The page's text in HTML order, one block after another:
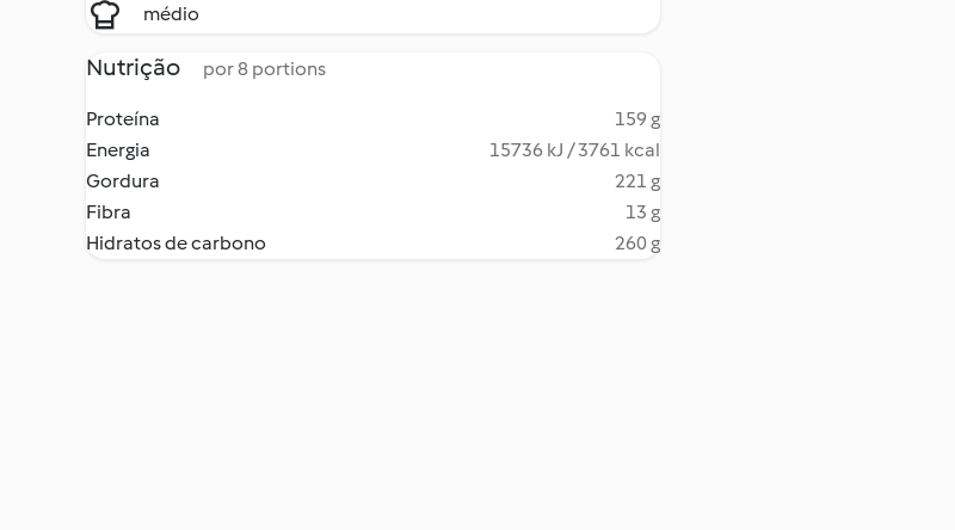
médio
Nutrição por 8 portions
Proteína
159 g
Energia
15736 kJ / 3761 kcal
Gordura
221 g
Fibra
13 g
Hidratos de carbono
260 g